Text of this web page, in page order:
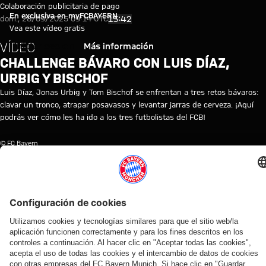
Vídeo: Challenge bávaro con
Reproducir vídeo
En exclusiva en myFCBAYERN
Vea este vídeo gratis
Iniciar sesión Más información
Colaboración publicitaria de pago
dom., 28/09/2025 09:14 UTC15:42
VÍDEO
CHALLENGE BÁVARO CON LUIS DÍAZ,
URBIG Y BISCHOF
Luis Díaz, Jonas Urbig y Tom Bischof se enfrentan a tres retos bávaros:
clavar un tronco, atrapar posavasos y levantar jarras de cerveza. ¡Aquí
podrás ver cómo les ha ido a los tres futbolistas del FCB!
© FC Bayern
TEMAS DE ESTE VÍDEO
BAYERN
TV
BAYERN
TV
DÍAZ
URBIG
BISCHOF
VÍDEOS RELACIONADOS
Vídeo
VÍDEO
Vídeo
EN
Vídeo
VÍDEO
Vídeo
AUDI
Vídeo
VÍDEO
Vídeo
VÍDEO
Vídeo
VÍDEO
Vídeo
EN